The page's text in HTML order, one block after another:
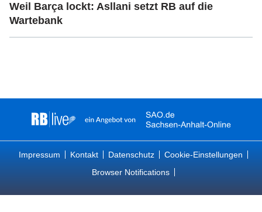
Weil Barça lockt: Asllani setzt RB auf die
Wartebank
Impressum Kontakt Datenschutz
Cookie-Einstellungen
Browser Notifications